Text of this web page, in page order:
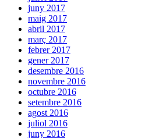
juny 2017
maig 2017
abril 2017
març 2017
febrer 2017
gener 2017
desembre 2016
novembre 2016
octubre 2016
setembre 2016
agost 2016
juliol 2016
juny 2016